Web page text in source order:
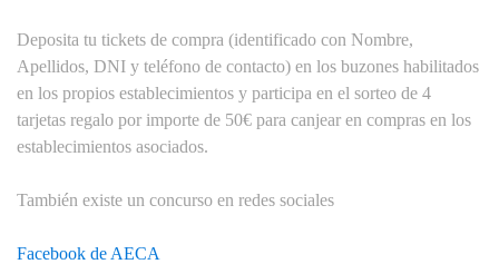
Deposita tu tickets de compra (identificado con Nombre,
Apellidos, DNI y teléfono de contacto) en los buzones habilitados
en los propios establecimientos y participa en el sorteo de 4
tarjetas regalo por importe de 50€ para canjear en compras en los
establecimientos asociados.
También existe un concurso en redes sociales
Facebook de AECA